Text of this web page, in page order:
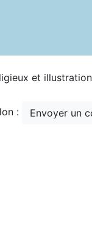
et
: Envoyer un